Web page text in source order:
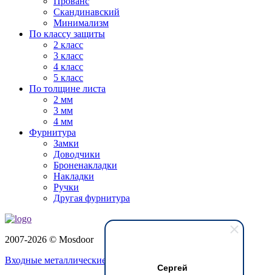
Сергей
Скандинавский
Минимализм
По классу защиты
2 класс
3 класс
4 класс
5 класс
По толщине листа
2 мм
3 мм
4 мм
Фурнитура
Замки
Доводчики
Броненакладки
Накладки
Ручки
Другая фурнитура
2007-2026 © Mosdoor
Входные металлические двери